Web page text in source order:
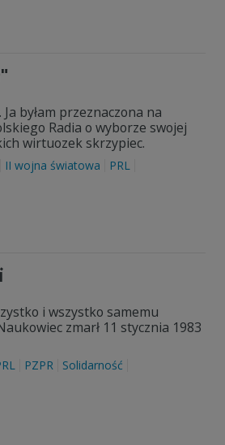
byłam przeznaczona na
Radia o wyborze swojej
wirtuozek skrzypiec.
II wojna światowa
PRL
i wszystko samemu
zmarł 11 stycznia 1983
PZPR
Solidarność